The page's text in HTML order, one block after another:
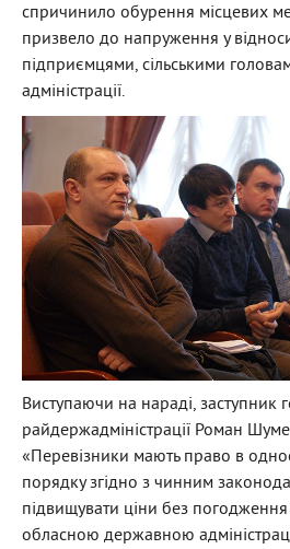
спричинило обурення місцевих
призвело до напруження у
підприємцями, сільськими
адміністрації.
Виступаючи на нараді, заступник
райдержадміністрації Роман
«Перевізники мають право в
порядку згідно з чинним
підвищувати ціни без
обласною державною